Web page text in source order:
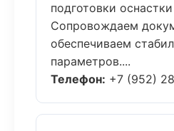
подготовки
Сопровождаем
обеспечиваем
параметров....
Телефон: +7 (952)